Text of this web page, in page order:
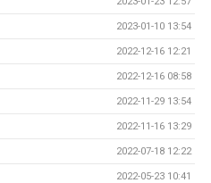
2023-01-10 13:54
2022-12-16 12:21
2022-12-16 08:58
2022-11-29 13:54
2022-11-16 13:29
2022-07-18 12:22
2022-05-23 10:41